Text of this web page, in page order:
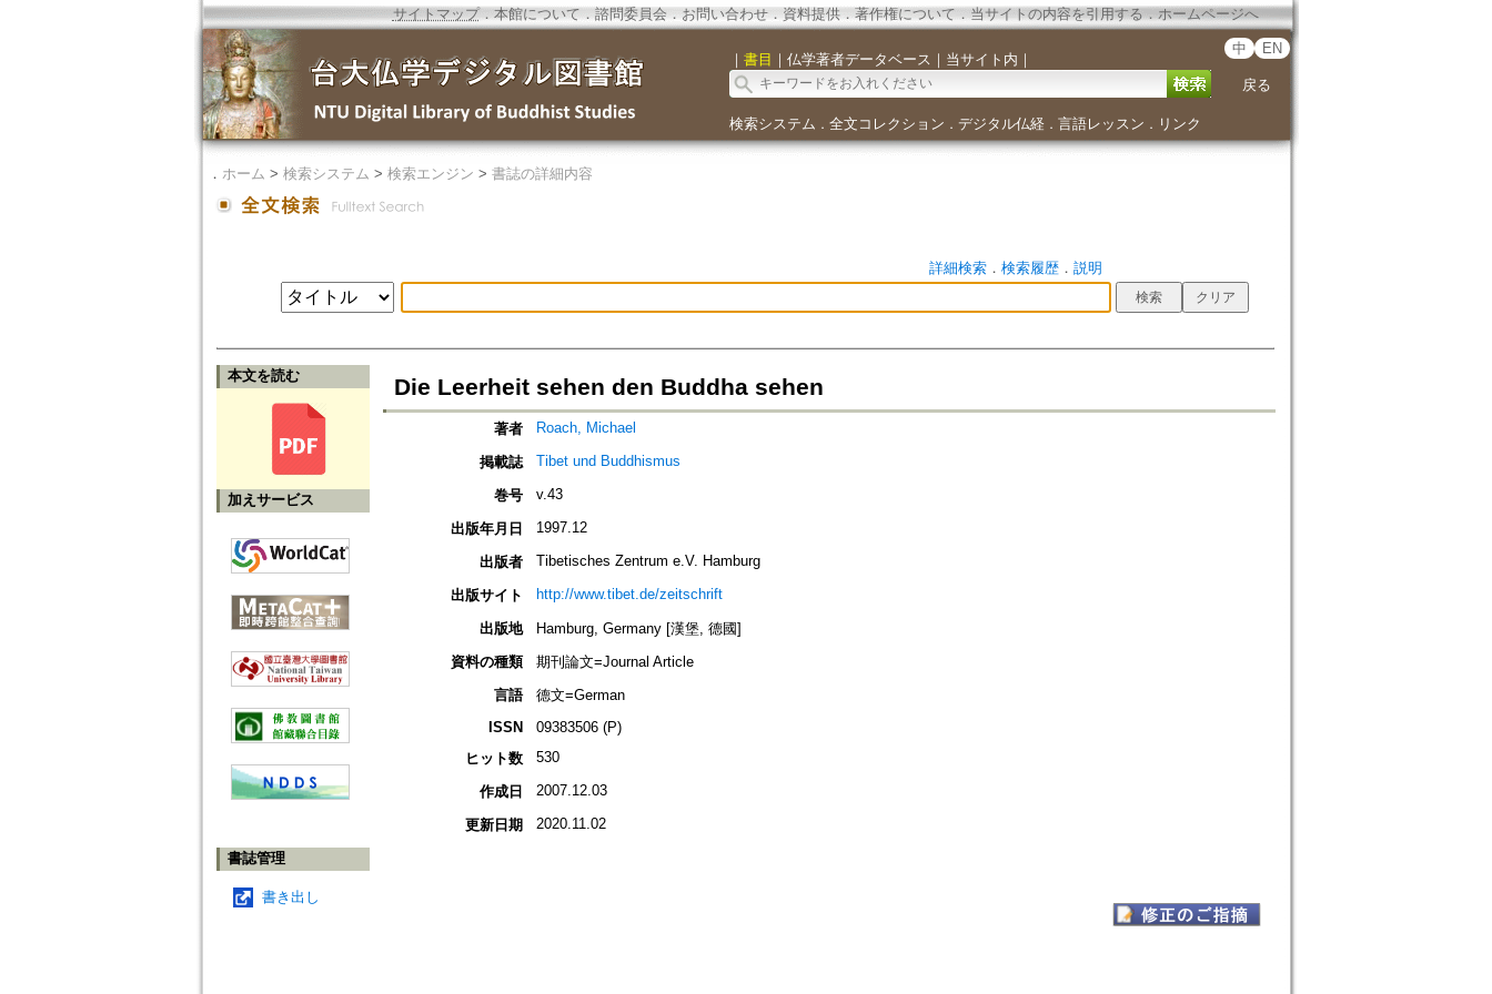
サイトマップ．本館について ． 諮問委員会． お問い合わせ． 資料提供． 著作権について．当サイトの内容を引用する ． ホームページへ
｜ 書目 ｜ 仏学著者データベース ｜ 当サイト内 ｜
中 EN
戻る
検索システム ． 全文コレクション ． デジタル仏経． 言語レッスン ． リンク
． ホーム > 検索システム > 検索エンジン > 書誌の詳細内容
詳細検索． 検索履歴． 説明
本文を読む
加えサービス
書誌管理
書き出し
Die Leerheit sehen den Buddha sehen
著者 Roach, Michael
掲載誌 Tibet und Buddhismus
巻号 v.43
出版年月日 1997.12
出版者 Tibetisches Zentrum e.V. Hamburg
出版サイト http://www.tibet.de/zeitschrift
出版地
Hamburg, Germany [漢堡, 德國]
資料の種類
期刊論文=Journal Article
言語
德文=German
ISSN
09383506 (P)
ヒット数
530
作成日 2007.12.03
更新日期 2020.11.02